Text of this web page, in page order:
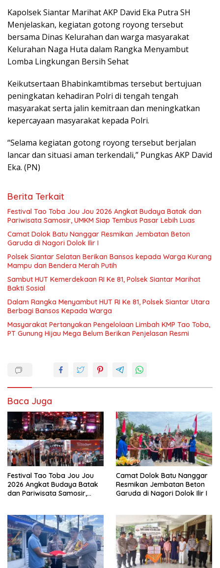
Kapolsek Siantar Marihat AKP David Eka Putra SH
Menjelaskan, kegiatan gotong royong tersebut
bersama Dinas Kelurahan dan warga masyarakat
Kelurahan Naga Huta dalam Rangka Menyambut
Lomba Lingkungan Bersih Sehat
Keikutsertaan Bhabinkamtibmas tersebut bertujuan
peningkatan kehadiran Polri di tengah tengah
masyarakat serta jalin kemitraan dan meningkatkan
kepercayaan masyarakat kepada Polri.
“Selama kegiatan gotong royong tersebut berjalan
lancar dan situasi aman terkendali,” Pungkas AKP David
Eka. (PN)
Berita Terkait
Festival Tao Toba Jou Jou 2026 Angkat Budaya Batak dan
Pariwisata Samosir, UMKM Siap Tembus Pasar Lebih Luas
Camat Dolok Batu Nanggar Resmikan Jembatan Beton
Garuda di Nagori Dolok Ilir I
Polsek Siantar Selatan Berikan Bansos kepada Warga Kurang
Mampu dan Bendera Merah Putih
Sambut HUT Kemerdekaan RI Ke 81, Polsek Siantar Marihat
Bakti Sosial
Dalam Rangka Menyambut HUT RI Ke 81, Polsek Siantar Utara
Berbagi Bansos Kepada Warga
Masyarakat Pertanyakan Pengelolaan Limbah KMP Tao Toba,
PT Gunung Hijau Mega Belum Berikan Penjelasan Resmi
Baca Juga
Festival Tao Toba Jou Jou
2026 Angkat Budaya Batak
dan Pariwisata Samosir,
Camat Dolok Batu Nanggar
Resmikan Jembatan Beton
Garuda di Nagori Dolok Ilir I